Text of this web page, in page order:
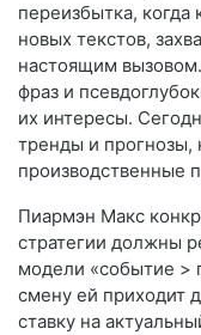
переизбытка,
новых текстов,
настоящим
фраз и
их интересы.
тренды и прогнозы,
производственные
Пиармэн Макс
стратегии должны
модели «событие
смену ей приходит
ставку на